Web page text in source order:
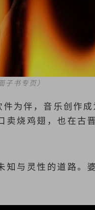
书专页）
为伴，音乐创作
烧鸡翅，也在古
与灵性的道路。